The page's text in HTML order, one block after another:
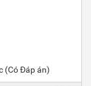
(Có Đáp án)